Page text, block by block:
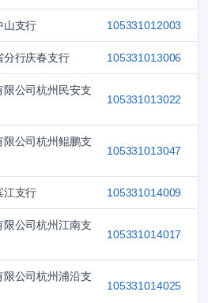
山支行 105331012003
分行庆春支行 105331013006
公司杭州民安支
105331013022
公司杭州鲲鹏支
105331013047
江支行 105331014009
公司杭州江南支
105331014017
公司杭州浦沿支
105331014025